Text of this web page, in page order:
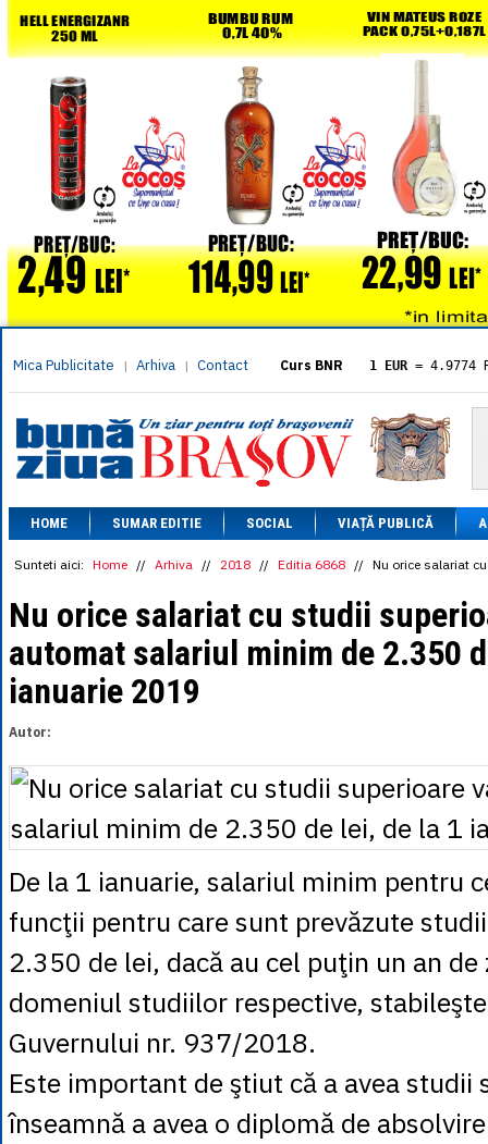
Mica Publicitate | Arhiva | Contact Curs BNR 1 EUR = 4.9774
= 5.8304
1 XAU= 464.4611
1 AED= 1.1933
1 AUD= 2.7957
1 BGN= 2.5449
1 CAD= 3.1559
1 CHF= 5.2813
1 CNY= 0.6015
1 DKK
= 0.6668
1 EGP = 0.0860
1 HUF
= 1.2223
1 INR = 0.0513
= 2.6097
1 PLN = 1.1646
1 RSD
= 0.0425
1 RUB= 0.0530
1 TRY= 0.1141
1 UAH= 0.1048
1 XDR= 5.9383
1 ZAR= 0.2318
HOME SUMAR EDITIE SOCIAL VIAȚĂ PUBLICĂ
Sunteti aici: Home // Arhiva // 2018 // Editia 6868 // Nu orice salariat
Nu orice salariat cu studii
automat salariul minim de 2.350
ianuarie 2019
Autor:
De la 1 ianuarie, salariul minim pentru
funcţii pentru care sunt prevăzute
2.350 de lei, dacă au cel puţin un an
domeniul studiilor respective,
Guvernului nr. 937/2018.
Este important de ştiut că a avea studii
înseamnă a avea o diplomă de